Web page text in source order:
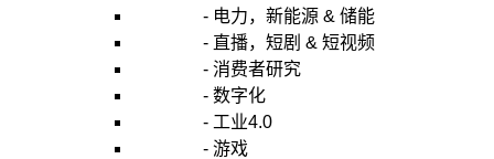
- 电力，新能源 & 储能
- 直播，短剧 & 短视频
- 消费者研究
- 数字化
- 工业4.0
- 游戏